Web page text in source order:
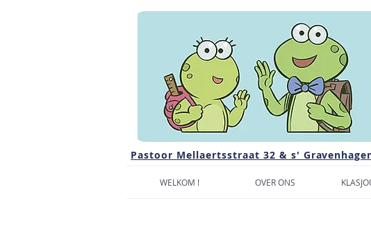
Pastoor Mellaertsstraat 32 & s'
WELKOM ! OVER ONS